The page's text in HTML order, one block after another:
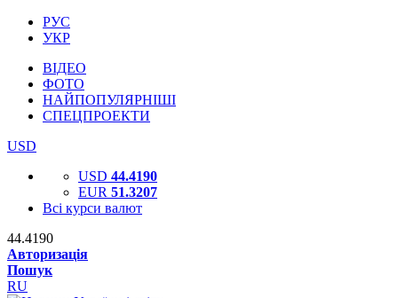
РУС
УКР
ВІДЕО
ФОТО
НАЙПОПУЛЯРНІШІ
СПЕЦПРОЕКТИ
USD
USD 44.4190
EUR 51.3207
Всі курси валют
44.4190
Авторизація
Пошук
RU